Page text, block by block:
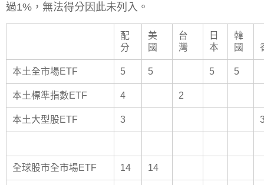
過1%，無法得分因此未列入。
配
分
美
國
台
灣
日
本
韓
國
本土全市場ETF 5 5 5 5
本土標準指數ETF 4 2
本土大型股ETF 3
全球股市全市場ETF 14 14